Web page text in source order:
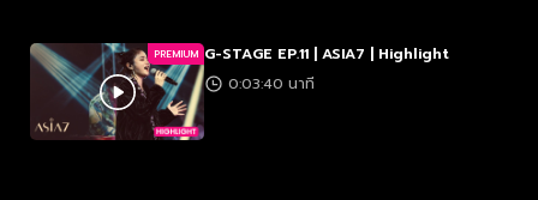
PREMIUM G-STAGE EP.11 | ASIA7 | Highlight
0:03:40 นาที